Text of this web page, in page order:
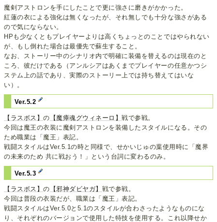
魔剣アストロンを手にしたことで更に強さに磨きがかかった。
紅蓮の衣による強化は無くなったが、それ無しでも十分な強さがある
ので気にならない。
HPも少なくともプレイヤーよりは高くちょっとのことではやられない
が、もし倒れた場合は最優先で蘇生すること。
なお、ストーリー中のシナリオ内で明確に装備を替えるのは現在のと
ころ、彼だけである（アンルシアはあくまでプレイヤーの任意かつシ
ステム上の話であり、実際のストーリー上では持ち替えてはいな
い）。
Ver.5.2
【ラスボス】の 【魔瘴魂グウィネーロ】戦で参戦。
今回は魔王の衣装に魔剣アストロンを装備したスタイルになる。その
ため職業は「魔王」表記。
戦闘スタイルはVer.5.1の時と同様で、せかいじゅの葉使用時に「魔界
の未来のため 共に戦おう！」という台詞に変わるのみ。
Ver.5.3
【ラスボス】の 【邪神ダビヤガ】 戦で参戦。
今回は普段の衣装だが、職業は「魔王」表記。
戦闘スタイルはVer.5.0と5.1のスタイルが合わさったようなものにな
り、それぞれのバージョンで使用した特技を使用する。これ以降せか